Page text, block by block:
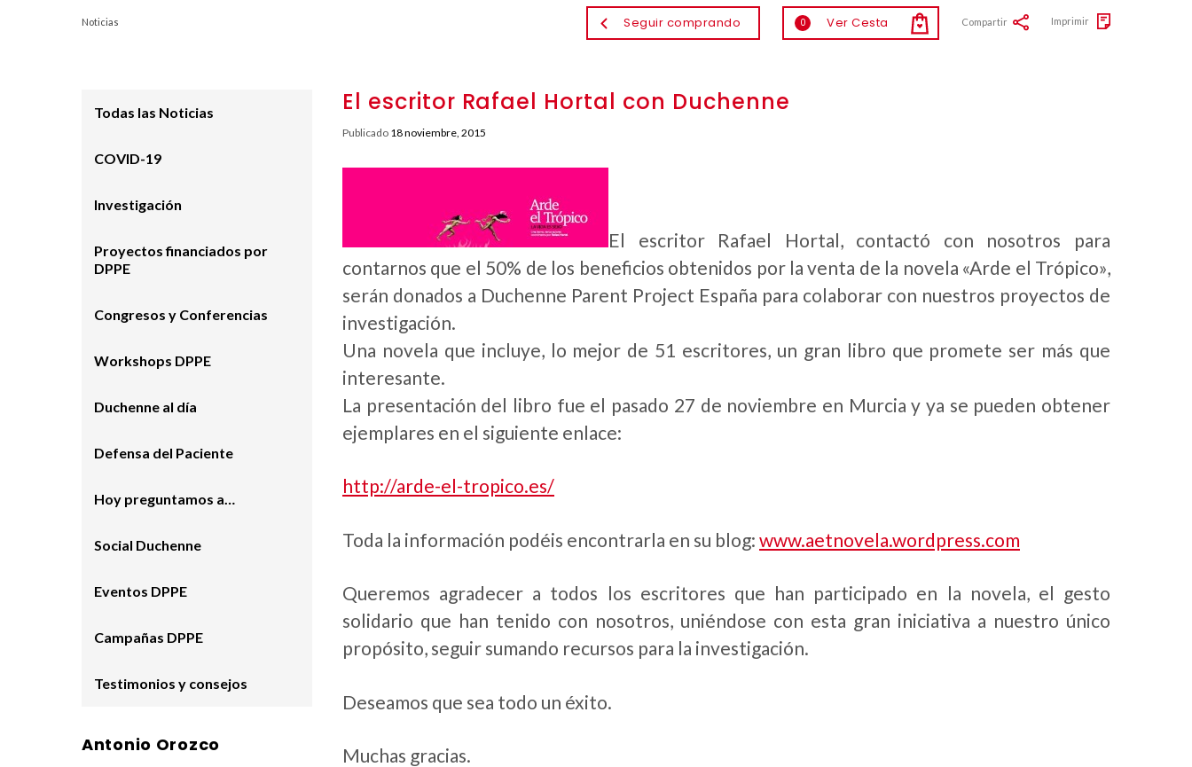
Noticias Seguir comprando 0 Ver Cesta Compartir Imprimir
El escritor Rafael Hortal con Duchenne
Publicado 18 noviembre, 2015
El escritor Rafael Hortal, contactó con nosotros para
contarnos que el 50% de los beneficios obtenidos por la venta de la novela «Arde el Trópico»,
serán donados a Duchenne Parent Project España para colaborar con nuestros proyectos de
investigación.
Una novela que incluye, lo mejor de 51 escritores, un gran libro que promete ser más que
interesante.
La presentación del libro fue el pasado 27 de noviembre en Murcia y ya se pueden obtener
ejemplares en el siguiente enlace:
http://arde-el-tropico.es/
Toda la información podéis encontrarla en su blog: www.aetnovela.wordpress.com
Queremos agradecer a todos los escritores que han participado en la novela, el gesto
solidario que han tenido con nosotros, uniéndose con esta gran iniciativa a nuestro único
propósito, seguir sumando recursos para la investigación.
Deseamos que sea todo un éxito.
Muchas gracias.
Todas las Noticias
COVID-19
Investigación
Proyectos financiados por
DPPE
Congresos y Conferencias
Workshops DPPE
Duchenne al día
Defensa del Paciente
Hoy preguntamos a…
Social Duchenne
Eventos DPPE
Campañas DPPE
Testimonios y consejos
Antonio Orozco